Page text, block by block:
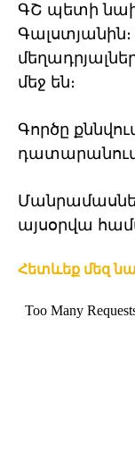
ԳՇ պետի
մեջ են։
Գործը
այսօրվա
Հետևեք մեզ